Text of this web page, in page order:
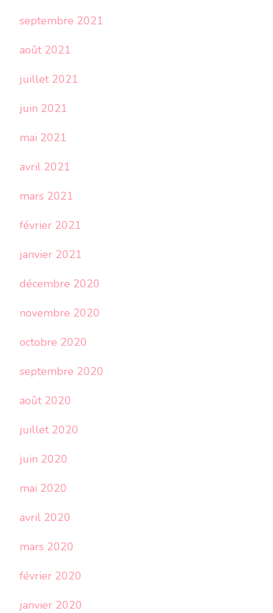
septembre 2021
août 2021
juillet 2021
juin 2021
mai 2021
avril 2021
mars 2021
février 2021
janvier 2021
décembre 2020
novembre 2020
octobre 2020
septembre 2020
août 2020
juillet 2020
juin 2020
mai 2020
avril 2020
mars 2020
février 2020
janvier 2020